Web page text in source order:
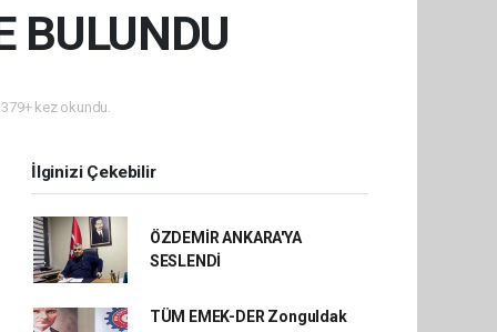
BULUNDU
kez okundu.
İlginizi Çekebilir
ÖZDEMİR ANKARA'YA
SESLENDİ
TÜM EMEK-DER Zonguldak